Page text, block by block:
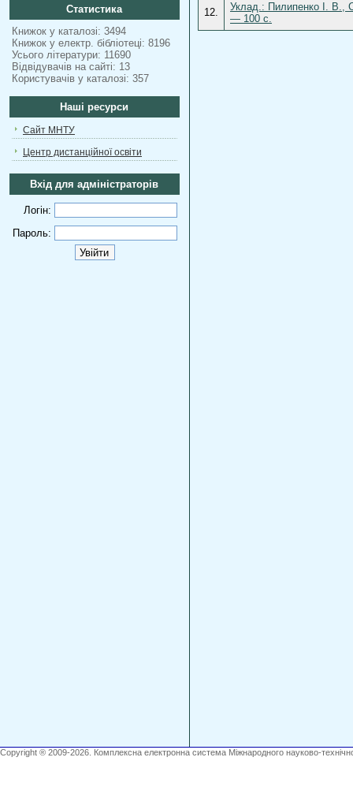
Статистика
Книжок у каталозі: 3494
Книжок у електр. бібліотеці: 8196
Усього літератури: 11690
Відвідувачів на сайті: 13
Користувачів у каталозі: 357
Наші ресурси
Сайт МНТУ
Центр дистанційної освіти
Вхід для адміністраторів
Логін:
Пароль:
12.
Уклад.: Пилипенко І. В.,
— 100 с.
Copyright ® 2009-2026. Комплексна електронна система Міжнародного науково-